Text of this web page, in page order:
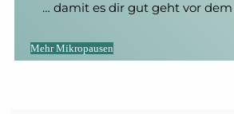
… damit es dir gut geht vor
Mehr Mikropausen